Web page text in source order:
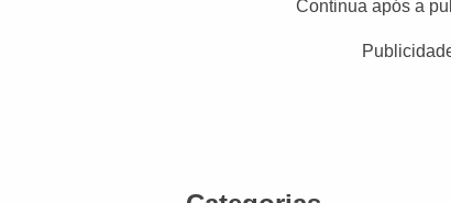
Continua após a